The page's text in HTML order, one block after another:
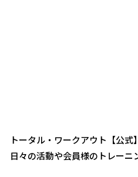
トータル・ワークアウト【公
日々の活動や会員様のトレーニ